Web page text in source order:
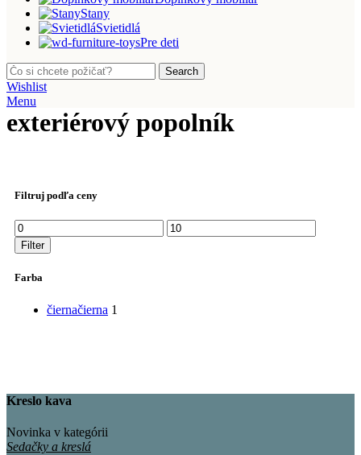
Stany
Svietidlá
Pre deti
Search
Wishlist
Menu
exteriérový popolník
Filtruj podľa ceny
Minimálna
cena
Maximálna
cena
Filter
Farba
čiernačierna 1
Kreslo kava
Novinka v kategórii
Sedačky a kreslá